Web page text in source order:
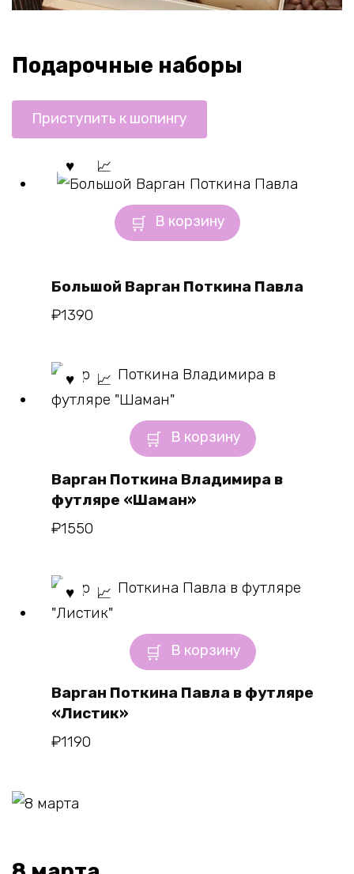
Подарочные наборы
Приступить к шопингу
В корзину
Большой Варган Поткина Павла
₽1390
В корзину
Варган Поткина Владимира в
футляре «Шаман»
₽1550
В корзину
Варган Поткина Павла в футляре
«Листик»
₽1190